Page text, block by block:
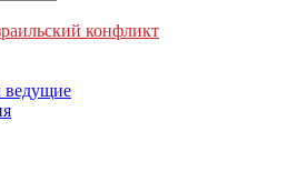
конфликт